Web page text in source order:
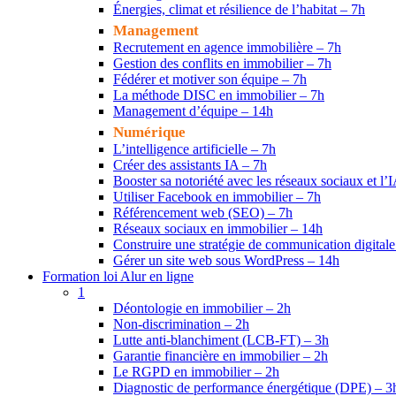
Énergies, climat et résilience de l’habitat – 7h
Management
Recrutement en agence immobilière – 7h
Gestion des conflits en immobilier – 7h
Fédérer et motiver son équipe – 7h
La méthode DISC en immobilier – 7h
Management d’équipe – 14h
Numérique
L’intelligence artificielle – 7h
Créer des assistants IA – 7h
Booster sa notoriété avec les réseaux sociaux et
Utiliser Facebook en immobilier – 7h
Référencement web (SEO) – 7h
Réseaux sociaux en immobilier – 14h
Construire une stratégie de communication
Gérer un site web sous WordPress – 14h
Formation loi Alur en ligne
1
Déontologie en immobilier – 2h
Non-discrimination – 2h
Lutte anti-blanchiment (LCB-FT) – 3h
Garantie financière en immobilier – 2h
Le RGPD en immobilier – 2h
Diagnostic de performance énergétique (DPE) –